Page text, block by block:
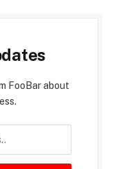
FooBar about